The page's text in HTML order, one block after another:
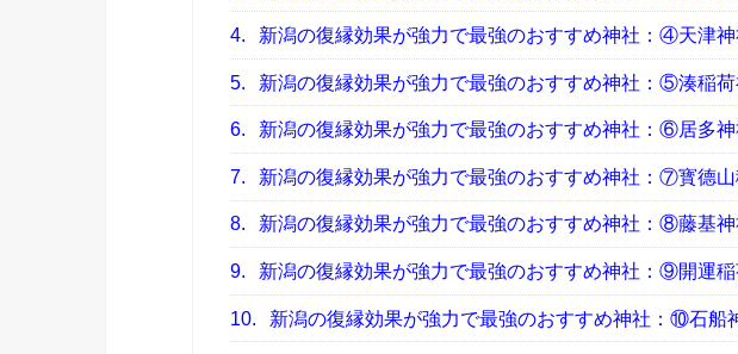
4. 新潟の復縁効果が強力で最強のおすすめ神社：④天津
5. 新潟の復縁効果が強力で最強のおすすめ神社：⑤湊稲荷
6. 新潟の復縁効果が強力で最強のおすすめ神社：⑥居多神
7. 新潟の復縁効果が強力で最強のおすすめ神社：⑦寳德
8. 新潟の復縁効果が強力で最強のおすすめ神社：⑧藤基神
9. 新潟の復縁効果が強力で最強のおすすめ神社：⑨開運
10. 新潟の復縁効果が強力で最強のおすすめ神社：⑩石船